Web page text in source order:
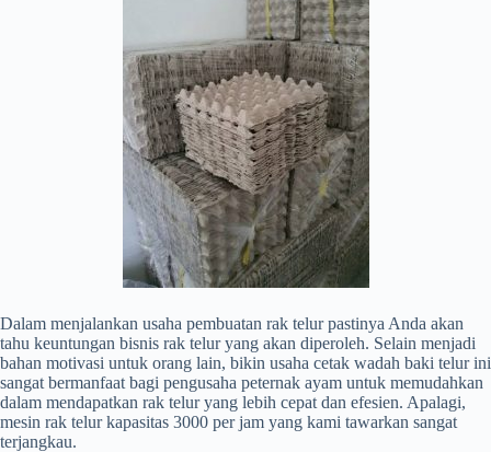
Dalam menjalankan usaha pembuatan rak telur pastinya Anda akan
tahu keuntungan bisnis rak telur yang akan diperoleh. Selain menjadi
bahan motivasi untuk orang lain, bikin usaha cetak wadah baki telur ini
sangat bermanfaat bagi pengusaha peternak ayam untuk memudahkan
dalam mendapatkan rak telur yang lebih cepat dan efesien. Apalagi,
mesin rak telur kapasitas 3000 per jam yang kami tawarkan sangat
terjangkau.